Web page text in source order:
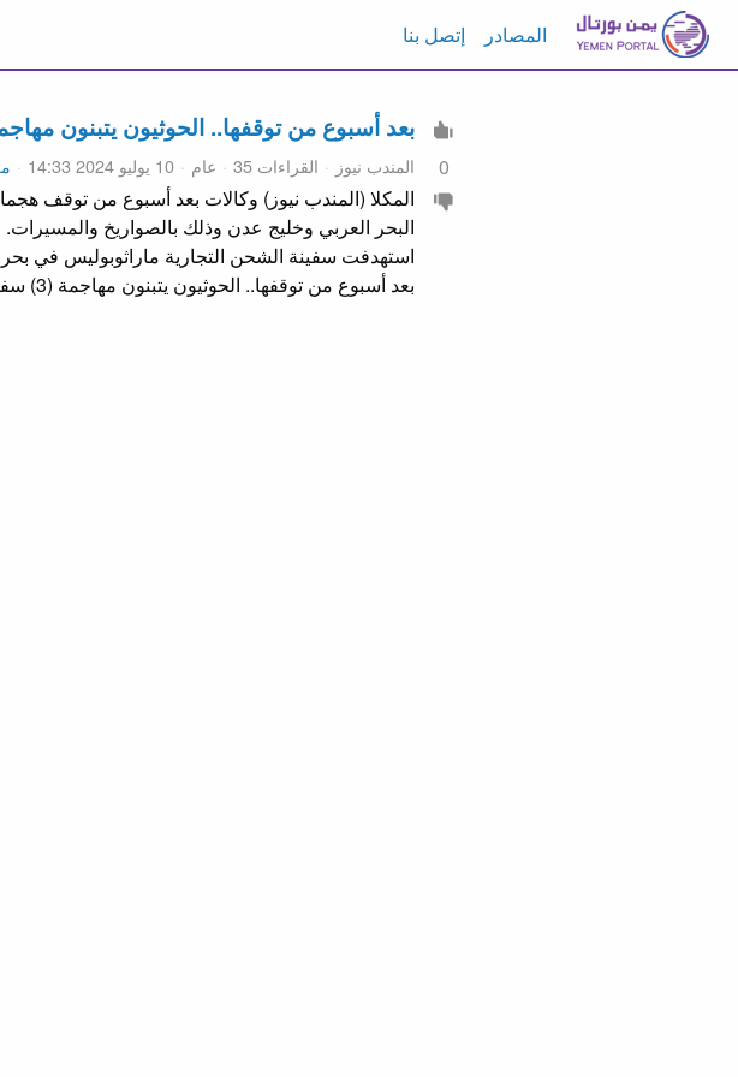
المصادر إتصل بنا
0
بعد أسبوع من توقفها.. الحوثيون يتبنون مهاجمة (3) سفن
المندب نيوز القراءات 35 عام 10 يوليو 2024 14:33
البحر العربي وخليج عدن وذلك بالصواريخ
بعد أسبوع من توقفها.. الحوثيون يتبنون مهاجمة (3) سفن جديدة appeared first on المندب نيوز.